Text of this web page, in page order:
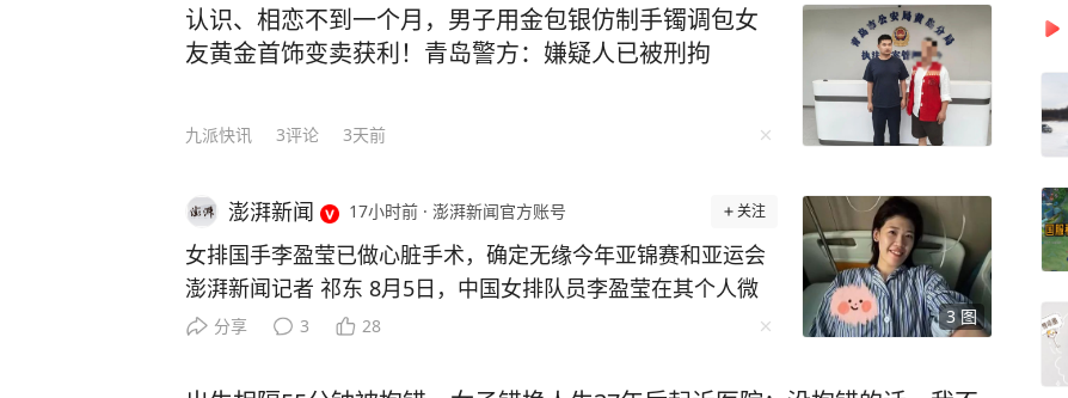
面行业协会注册的多枚“兰州牛肉拉面”商标则维持有效。 南京
一家青海拉面负责人表示，自己是青海人，“当地政府推广‘青海
示：“我们是今年刚开业的，青海人就叫青海拉面，地方特色，
两个字，人是青海人，挂兰州牌子不合适，慢慢要改过来。”
你怎么看？ （来源：扬子晚报微信公号） 更多精彩资讯请在应
用市场下载“极目新闻”客户端，未经授权请勿转载，欢迎提供
新闻线索，一经采纳即付报酬。24小时报料热线027-8677777
认识、相恋不到一个月，男子用金包银仿制手镯调包女
友黄金首饰变卖获利！青岛警方：嫌疑人已被刑拘
九派快讯 3评论 3天前
3 图
澎湃新闻 17小时前 · 澎湃新闻官方账号 关注
女排国手李盈莹已做心脏手术，确定无缘今年亚锦赛和亚运会
澎湃新闻记者 祁东 8月5日，中国女排队员李盈莹在其个人微
博“@能量小瑩瑩”上发文称，自己已做了心脏手术，经评估确定
况，需要进行手术，手术做的很成功，现在已经出院回家休
分享 3 28